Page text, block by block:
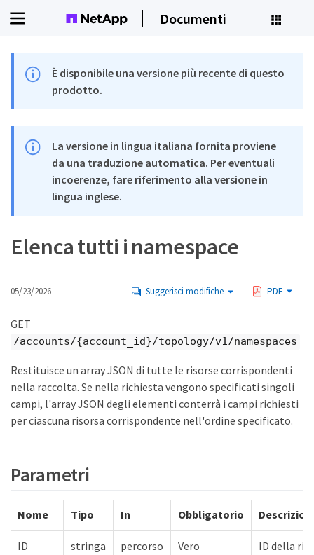
Documenti
È disponibile una versione più recente di questo
prodotto.
La versione in lingua italiana fornita proviene
da una traduzione automatica. Per eventuali
incoerenze, fare riferimento alla versione in
lingua inglese.
Elenca tutti i namespace
05/23/2026 Suggerisci modifiche PDF
GET
/accounts/{account_id}/topology/v1/namespaces
Restituisce un array JSON di tutte le risorse corrispondenti
nella raccolta. Se nella richiesta vengono specificati singoli
campi, l'array JSON degli elementi conterrà i campi richiesti
per ciascuna risorsa corrispondente nell'ordine specificato.
Parametri
Nome Tipo In Obbligatorio
ID
stringa percorso Vero
ID della